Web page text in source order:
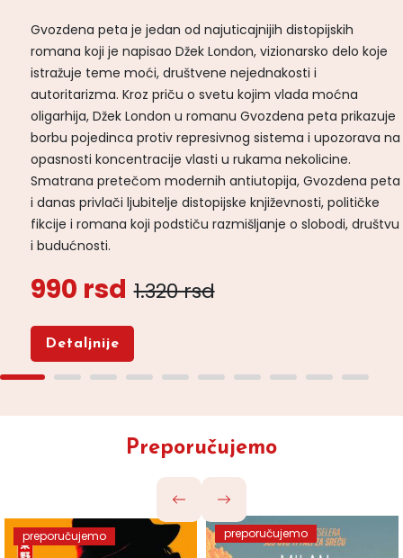
Gvozdena peta je jedan od najuticajnijih distopijskih
romana koji je napisao Džek London, vizionarsko delo koje
istražuje teme moći, društvene nejednakosti i
autoritarizma. Kroz priču o svetu kojim vlada moćna
oligarhija, Džek London u romanu Gvozdena peta prikazuje
borbu pojedinca protiv represivnog sistema i upozorava na
opasnosti koncentracije vlasti u rukama nekolicine.
Smatrana pretečom modernih antiutopija, Gvozdena peta
i danas privlači ljubitelje distopijske književnosti, političke
fikcije i romana koji podstiču razmišljanje o slobodi, društvu
i budućnosti.
990 rsd 1.320 rsd
Detaljnije
Preporučujemo
preporučujemo preporučujemo